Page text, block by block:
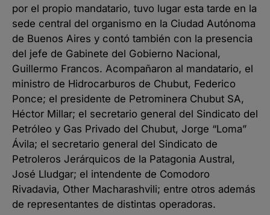
por el propio mandatario, tuvo lugar esta tarde en la
sede central del organismo en la Ciudad Autónoma
de Buenos Aires y contó también con la presencia
del jefe de Gabinete del Gobierno Nacional,
Guillermo Francos. Acompañaron al mandatario, el
ministro de Hidrocarburos de Chubut, Federico
Ponce; el presidente de Petrominera Chubut SA,
Héctor Millar; el secretario general del Sindicato del
Petróleo y Gas Privado del Chubut, Jorge “Loma”
Ávila; el secretario general del Sindicato de
Petroleros Jerárquicos de la Patagonia Austral,
José Lludgar; el intendente de Comodoro
Rivadavia, Other Macharashvili; entre otros además
de representantes de distintas operadoras.